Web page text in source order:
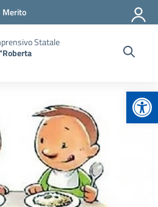
Merito
Statale